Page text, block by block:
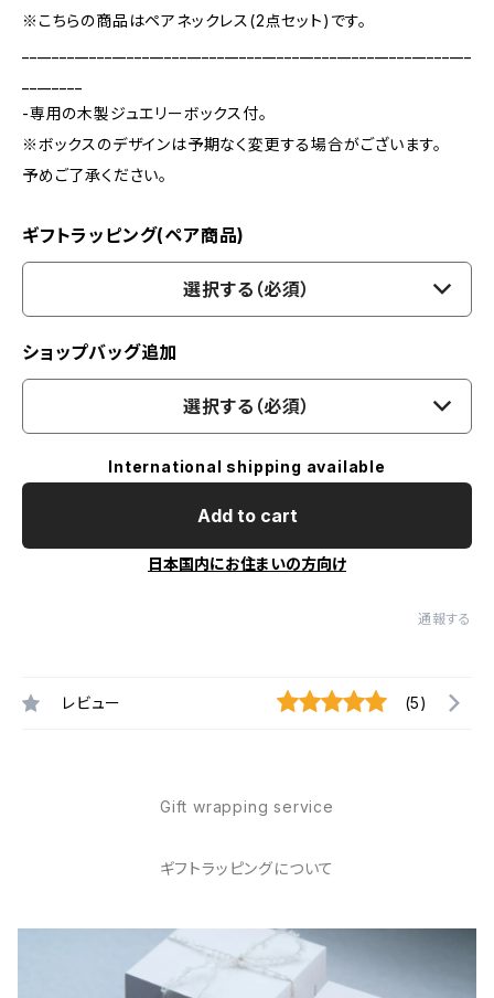
※こちらの商品はペアネックレス(2点セット)です。
-専用の木製ジュエリーボックス付。
※ボックスのデザインは予期なく変更する場合がございます。
予めご了承ください。
ギフトラッピング(ペア商品)
選択する（必須）
ショップバッグ追加
選択する（必須）
International shipping available
Add to cart
日本国内にお住まいの方向け
通報する
レビュー (5)
Gift wrapping service
ギフトラッピングについて